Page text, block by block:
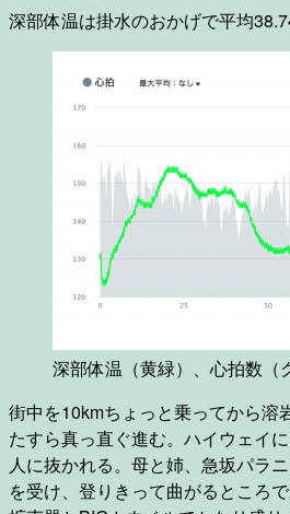
深部体温は掛水のおかげで平均
深部体温（黄緑）、心拍数（
街中を10kmちょっと乗ってから溶
たすら真っ直ぐ進む。ハイウェイ
人に抜かれる。母と姉、急坂パラ
を受け、登りきって曲がるところ